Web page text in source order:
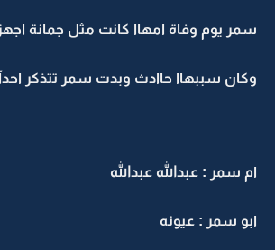
سمر يوم وفاة امهاا كانت مثل جمانة
وكان سببهاا حاادث وبدت سمر تتذكر
ام سمر : عبدالله عبدالله
ابو سمر : عيونه